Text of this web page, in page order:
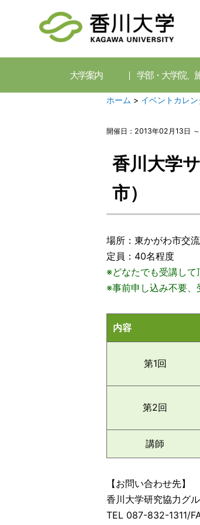
大学案内 学部・大学院、
ホーム > イベントカレン
開催日：2013年02月13日
香川大学
市）
場所：東かがわ市交
定員：40名程度
※どなたでも受講して
※事前申し込み不要、
内容
第1回
第2回
講師
【お問い合わせ先】
香川大学研究協力グ
TEL 087-832-1311/